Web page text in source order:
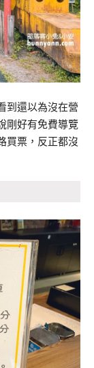
到還以為沒在營
剛好有免費導覽
買票，反正都沒